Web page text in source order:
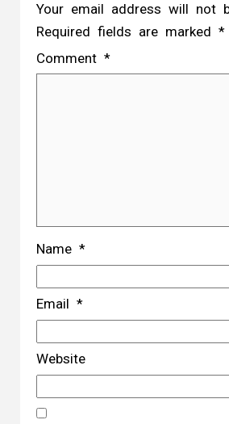
Your email address will not
Required fields are marked *
Comment *
Name *
Email *
Website